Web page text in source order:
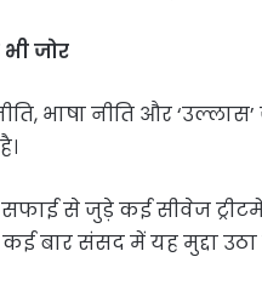
जोर
भाषा नीति और
से जुड़े कई सीवेज
कई बार संसद में यह मुद्दा